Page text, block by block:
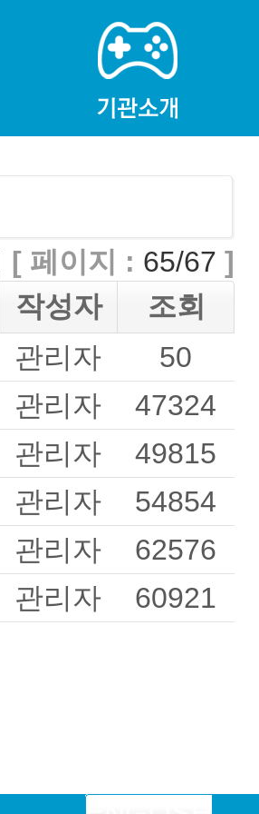
[ 페이지 : 65/67 ]
작성자
조회
관리자
50
관리자
47324
관리자
49815
관리자
54854
관리자
62576
관리자
60921